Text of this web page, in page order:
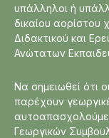
υπάλληλοι ή
δικαίου αορίστου
Διδακτικού και
Ανώτατων
Να σημειωθεί ότι
παρέχουν
Γεωργικών